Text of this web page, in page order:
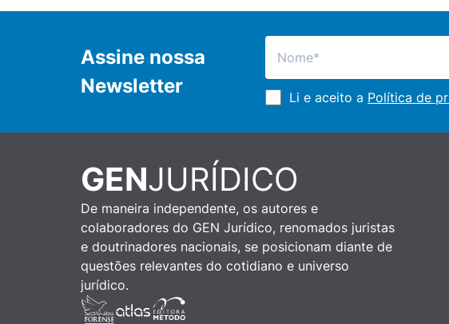
Assine nossa
Newsletter
Li e aceito a Política de
GENJURÍDICO
De maneira independente, os autores e
colaboradores do GEN Jurídico, renomados juristas
e doutrinadores nacionais, se posicionam diante de
questões relevantes do cotidiano e universo
jurídico.